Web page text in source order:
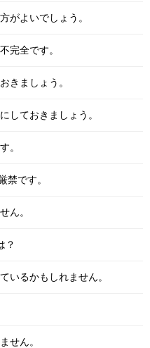
がよいでしょう。
完全です。
きましょう。
しておきましょう。
。
禁です。
ん。
？
いるかもしれません。
せん。